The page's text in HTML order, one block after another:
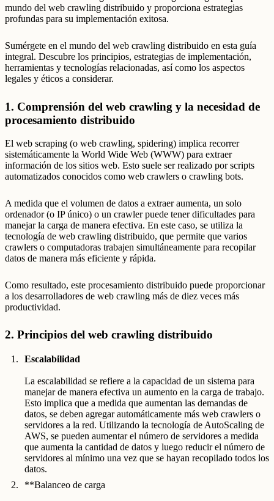
mundo del web crawling distribuido y proporciona estrategias
profundas para su implementación exitosa.
Sumérgete en el mundo del web crawling distribuido en esta guía
integral. Descubre los principios, estrategias de implementación,
herramientas y tecnologías relacionadas, así como los aspectos
legales y éticos a considerar.
1. Comprensión del web crawling y la necesidad de
procesamiento distribuido
El web scraping (o web crawling, spidering) implica recorrer
sistemáticamente la World Wide Web (WWW) para extraer
información de los sitios web. Esto suele ser realizado por scripts
automatizados conocidos como web crawlers o crawling bots.
A medida que el volumen de datos a extraer aumenta, un solo
ordenador (o IP único) o un crawler puede tener dificultades para
manejar la carga de manera efectiva. En este caso, se utiliza la
tecnología de web crawling distribuido, que permite que varios
crawlers o computadoras trabajen simultáneamente para recopilar
datos de manera más eficiente y rápida.
Como resultado, este procesamiento distribuido puede proporcionar
a los desarrolladores de web crawling más de diez veces más
productividad.
2. Principios del web crawling distribuido
Escalabilidad
La escalabilidad se refiere a la capacidad de un sistema para
manejar de manera efectiva un aumento en la carga de trabajo.
Esto implica que a medida que aumentan las demandas de
datos, se deben agregar automáticamente más web crawlers o
servidores a la red. Utilizando la tecnología de AutoScaling de
AWS, se pueden aumentar el número de servidores a medida
que aumenta la cantidad de datos y luego reducir el número de
servidores al mínimo una vez que se hayan recopilado todos los
datos.
**Balanceo de carga